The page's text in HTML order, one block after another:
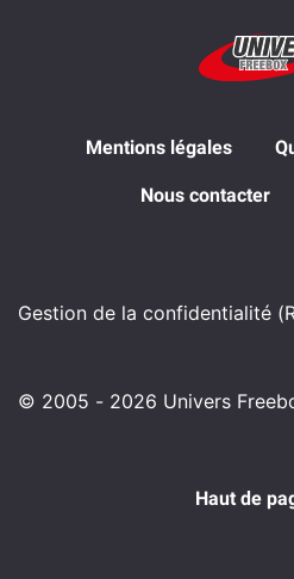
Mentions légales
Nous contacter
Gestion de la confidentialité
© 2005 - 2026 Univers
Haut de